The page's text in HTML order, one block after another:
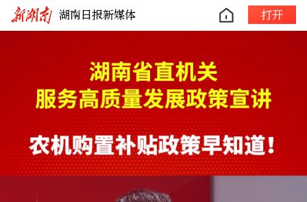
湖南日报新媒体 打开